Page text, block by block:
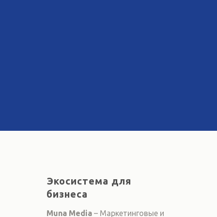
Экосистема для
бизнеса
Muna Media – Маркетинговые и